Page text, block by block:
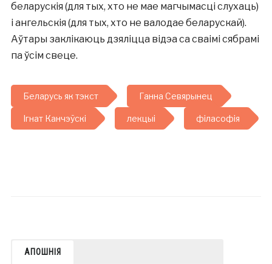
беларускія (для тых, хто не мае магчымасці слухаць)
і ангельскія (для тых, хто не валодае беларускай).
Аўтары заклікаюць дзяліцца відэа са сваімі сябрамі
па ўсім свеце.
Беларусь як тэкст Ганна Севярынец
Ігнат Канчэўскі лекцыі філасофія
АПОШНІЯ